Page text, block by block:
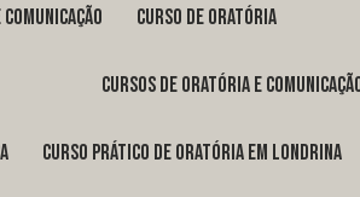
curso de oratória
cursos de oratória e
curso prático de oratória em Londrina